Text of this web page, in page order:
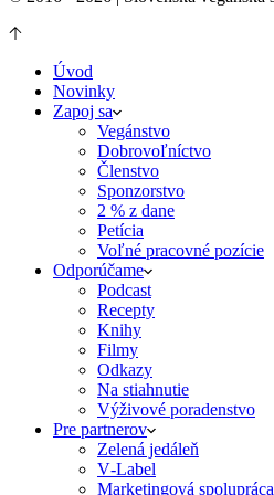
Úvod
Novinky
Zapoj sa
Vegánstvo
Dobrovoľníctvo
Členstvo
Sponzorstvo
2 % z dane
Petícia
Voľné pracovné pozície
Odporúčame
Podcast
Recepty
Knihy
Filmy
Odkazy
Na stiahnutie
Výživové poradenstvo
Pre partnerov
Zelená jedáleň
V‑Label
Marketingová spolupráca